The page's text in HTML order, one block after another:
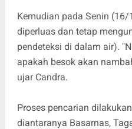
Kemudian pada Senin
diperluas dan tetap
pendeteksi di dalam air).
apakah besok akan
ujar Candra.
Proses pencarian
diantaranya Basarnas,